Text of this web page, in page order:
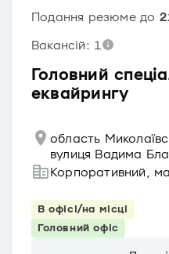
Головний
еквайрингу
Подання резюме до
Вакансій: 1
область
вулиця Вадима
Корпоративний,
В офісі/на місці
Головний офіс